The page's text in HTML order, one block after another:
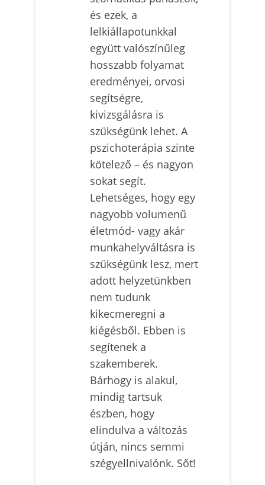
és ezek, a
lelkiállapotunkkal
együtt valószínűleg
hosszabb folyamat
eredményei, orvosi
segítségre,
kivizsgálásra is
szükségünk lehet. A
pszichoterápia szinte
kötelező – és nagyon
sokat segít.
Lehetséges, hogy egy
nagyobb volumenű
életmód- vagy akár
munkahelyváltásra is
szükségünk lesz, mert
adott helyzetünkben
nem tudunk
kikecmeregni a
kiégésből. Ebben is
segítenek a
szakemberek.
Bárhogy is alakul,
mindig tartsuk
észben, hogy
elindulva a változás
útján, nincs semmi
szégyellnivalónk. Sőt!